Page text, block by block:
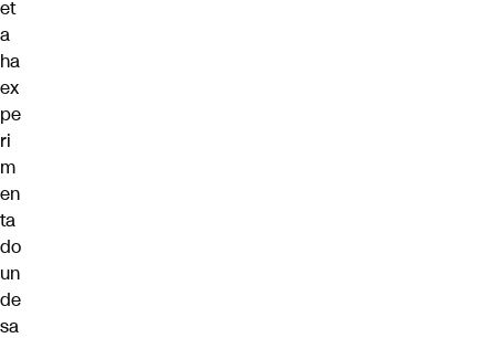
et
a
ha
ex
pe
ri
m
en
ta
do
un
de
sa